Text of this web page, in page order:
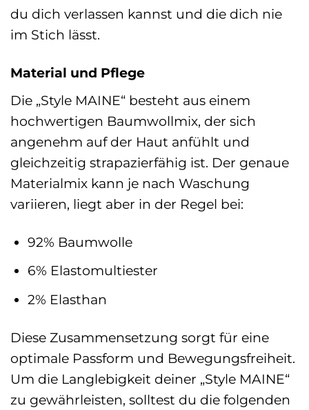
du dich verlassen kannst und die dich nie
im Stich lässt.
Material und Pflege
Die „Style MAINE“ besteht aus einem
hochwertigen Baumwollmix, der sich
angenehm auf der Haut anfühlt und
gleichzeitig strapazierfähig ist. Der genaue
Materialmix kann je nach Waschung
variieren, liegt aber in der Regel bei:
92% Baumwolle
6% Elastomultiester
2% Elasthan
Diese Zusammensetzung sorgt für eine
optimale Passform und Bewegungsfreiheit.
Um die Langlebigkeit deiner „Style MAINE“
zu gewährleisten, solltest du die folgenden